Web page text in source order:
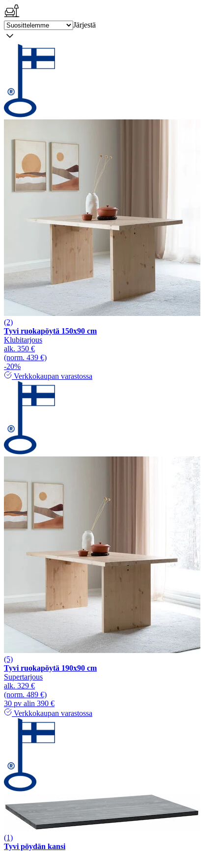
Järjestä
(2)
Tyvi ruokapöytä 150x90 cm
Klubitarjous
alk. 350 €
(norm. 439 €)
-20%
Verkkokaupan varastossa
(5)
Tyvi ruokapöytä 190x90 cm
Supertarjous
alk. 329 €
(norm. 489 €)
30 pv alin 390 €
Verkkokaupan varastossa
(1)
Tyvi pöydän kansi